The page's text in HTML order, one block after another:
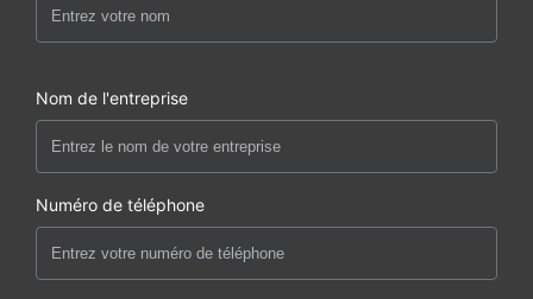
Nom de l'entreprise
Numéro de téléphone